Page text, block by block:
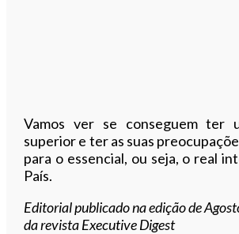
Vamos ver se conseguem ter
superior e ter as suas
para o essencial, ou seja, o real
País.
Editorial publicado na edição de
da revista Executive Digest